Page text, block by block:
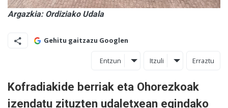
Argazkia: Ordiziako Udala
Gehitu gaitzazu Googlen
Entzun Itzuli Erraztu
Kofradiakide berriak eta Ohorezkoak
izendatu zituzten udaletxean egindako